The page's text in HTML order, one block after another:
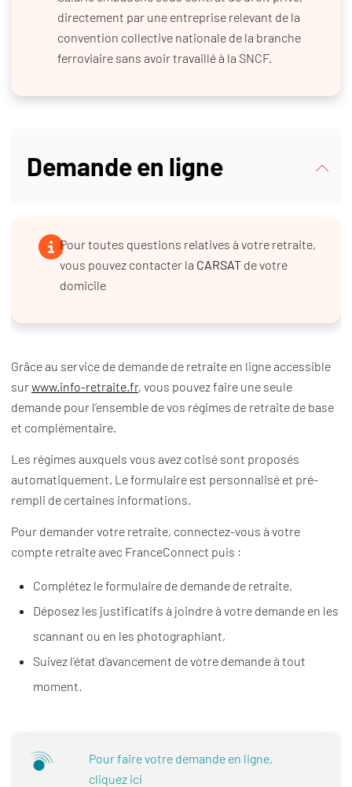
directement par une entreprise relevant de la
convention collective nationale de la branche
ferroviaire sans avoir travaillé à la SNCF.
Demande en ligne
Pour toutes questions relatives à votre retraite,
vous pouvez contacter la CARSAT de votre
domicile
Grâce au service de demande de retraite en ligne accessible
surwww.info-retraite.fr, vous pouvez faire une seule
demande pour l’ensemble de vos régimes de retraite de base
et complémentaire.
Les régimes auxquels vous avez cotisé sont proposés
automatiquement. Le formulaire est personnalisé et pré-
rempli de certaines informations.
Pour demander votre retraite, connectez-vous à votre
compte retraite avec FranceConnect puis :
Complétez le formulaire de demande de retraite,
Déposez les justificatifs à joindre à votre demande en les
scannant ou en les photographiant,
Suivez l’état d’avancement de votre demande à tout
moment.
Pour faire votre demande en ligne,
cliquez ici